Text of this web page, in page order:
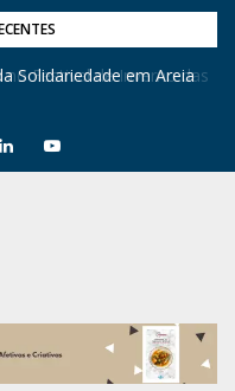
Festival de Inverno das
Solidariedade em Areia